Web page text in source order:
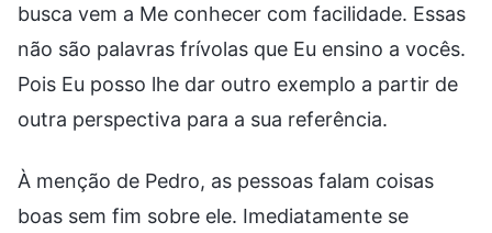
busca vem a Me conhecer com facilidade. Essas
não são palavras frívolas que Eu ensino a vocês.
Pois Eu posso lhe dar outro exemplo a partir de
outra perspectiva para a sua referência.
À menção de Pedro, as pessoas falam coisas
boas sem fim sobre ele. Imediatamente se